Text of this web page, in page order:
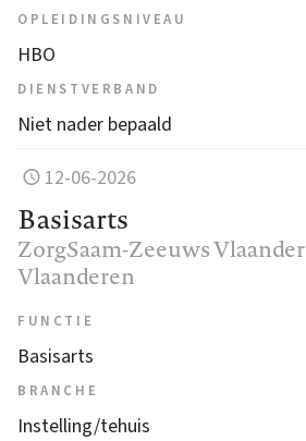
OPLEIDINGSNIVEAU
HBO
DIENSTVERBAND
Niet nader bepaald
12-06-2026
Basisarts
ZorgSaam-Zeeuws
Vlaanderen
FUNCTIE
Basisarts
BRANCHE
Instelling/tehuis